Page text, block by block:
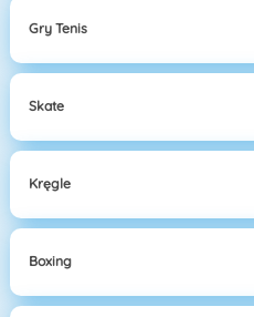
Gry Tenis
Skate
Kręgle
Boxing